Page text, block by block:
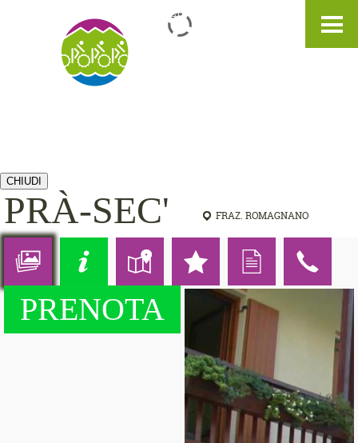
EN
CHIUDI
PRÀ-SEC' FRAZ. ROMAGNANO
PRENOTA